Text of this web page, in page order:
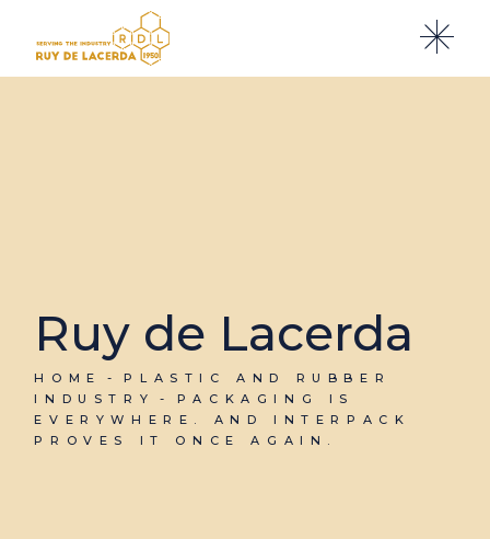
Ruy de Lacerda
HOME
PLASTIC AND RUBBER
INDUSTRY
PACKAGING IS
EVERYWHERE. AND INTERPACK
PROVES IT ONCE AGAIN.